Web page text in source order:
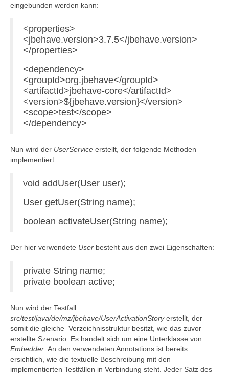
eingebunden werden kann:
<properties>
<jbehave.version>3.7.5</jbehave.version>
</properties>
<dependency>
<groupId>org.jbehave</groupId>
<artifactId>jbehave-core</artifactId>
<version>${jbehave.version}</version>
<scope>test</scope>
</dependency>
Nun wird der UserService erstellt, der folgende Methoden
implementiert:
void addUser(User user);
User getUser(String name);
boolean activateUser(String name);
Der hier verwendete User besteht aus den zwei Eigenschaften:
private String name;
private boolean active;
Nun wird der Testfall
src/test/java/de/mz/jbehave/UserActivationStoryerstellt, der
somit die gleiche Verzeichnisstruktur besitzt, wie das zuvor
erstellte Szenario. Es handelt sich um eine Unterklasse von
Embedder . An den verwendeten Annotations ist bereits
ersichtlich, wie die textuelle Beschreibung mit den
implementierten Testfällen in Verbindung steht. Jeder Satz des